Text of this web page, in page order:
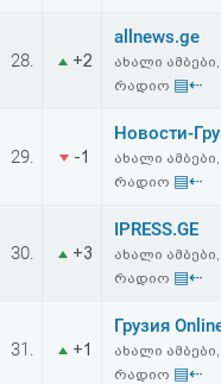
უარყოფა
28. +2
allnews.ge
ახალი
რადიო ▤⇠
29. -1
Новости-
ახალი
რადიო ▤⇠
30. +3
IPRESS.GE
ახალი
რადიო ▤⇠
31. +1
Грузия
ახალი
რადიო ▤⇠